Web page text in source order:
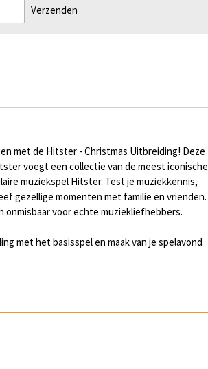
Verzenden
met de Hitster - Christmas Uitbreiding! Deze
voegt een collectie van de meest iconische
muziekspel Hitster. Test je muziekkennis,
gezellige momenten met familie en vrienden.
voor echte muziekliefhebbers.
met het basisspel en maak van je spelavond